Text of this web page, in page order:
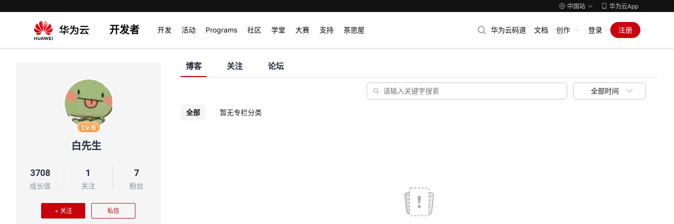
中国站 华为云App
开发者 开发 活动 Programs 社区 学堂 大赛 支持 茶思屋 华为云码道 文档 创作 登录 注册
Lv.6
白先生
3708
成长值
1
关注
7
粉丝
+ 关注 私信
博客 关注 论坛
全部时间
全部 暂无专栏分类